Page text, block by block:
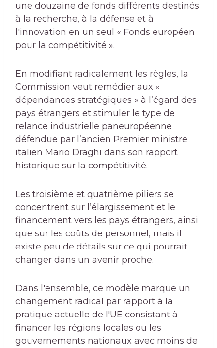
une douzaine de fonds différents destinés
à la recherche, à la défense et à
l'innovation en un seul « Fonds européen
pour la compétitivité ».
En modifiant radicalement les règles, la
Commission veut remédier aux «
dépendances stratégiques » à l’égard des
pays étrangers et stimuler le type de
relance industrielle paneuropéenne
défendue par l’ancien Premier ministre
italien Mario Draghi dans son rapport
historique sur la compétitivité.
Les troisième et quatrième piliers se
concentrent sur l’élargissement et le
financement vers les pays étrangers, ainsi
que sur les coûts de personnel, mais il
existe peu de détails sur ce qui pourrait
changer dans un avenir proche.
Dans l'ensemble, ce modèle marque un
changement radical par rapport à la
pratique actuelle de l'UE consistant à
financer les régions locales ou les
gouvernements nationaux avec moins de